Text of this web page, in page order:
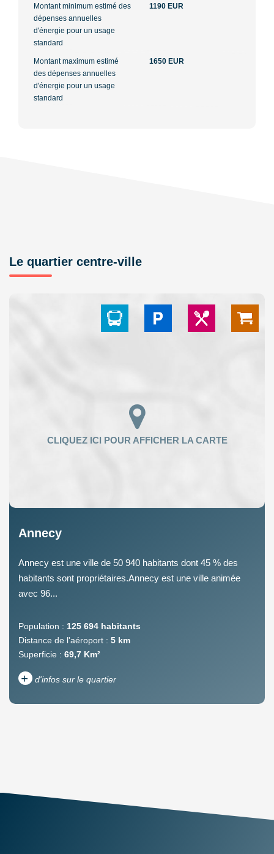
Montant minimum estimé des
dépenses annuelles
d'énergie pour un usage
standard
1190 EUR
Montant maximum estimé
des dépenses annuelles
d'énergie pour un usage
standard
1650 EUR
Le quartier centre-ville
Annecy
Annecy est une ville de 50 940 habitants dont 45 % des
habitants sont propriétaires.Annecy est une ville animée
avec 96...
Population : 125 694 habitants
Distance de l'aéroport : 5 km
Superficie : 69,7 Km²
+ d'infos sur le quartier
TAUX DE PROPRIÉTAIRES